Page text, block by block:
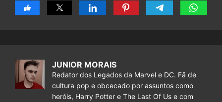
JUNIOR MORAIS
Redator dos Legados da Marvel e DC. Fã de
cultura pop e obcecado por assuntos como
heróis, Harry Potter e The Last Of Us e com